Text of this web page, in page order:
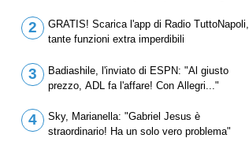
2
GRATIS! Scarica l'app di Radio TuttoNapoli,
tante funzioni extra imperdibili
3
Badiashile, l'inviato di ESPN: "Al giusto
prezzo, ADL fa l'affare! Con Allegri..."
4
Sky, Marianella: "Gabriel Jesus è
straordinario! Ha un solo vero problema"